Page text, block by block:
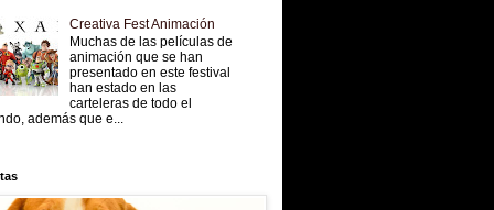
Creativa Fest Animación
Muchas de las películas de
animación que se han
presentado en este festival
han estado en las
carteleras de todo el
además que e...